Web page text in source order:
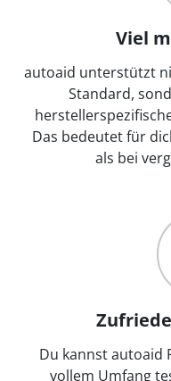
Viel
autoaid unterstützt
Standard,
Das bedeutet für
als bei
Du kannst autoaid
vollem Umfang